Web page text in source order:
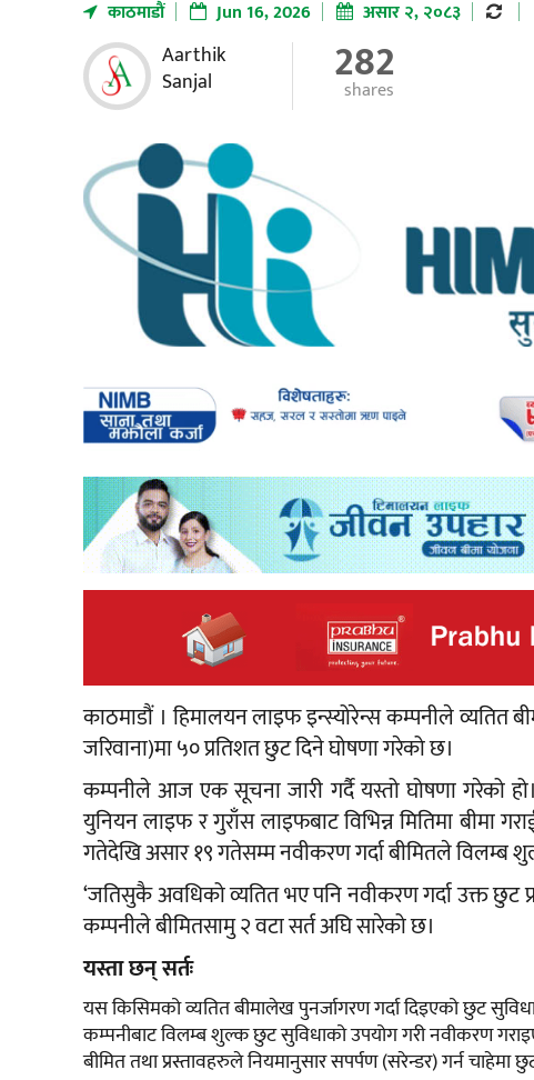
काठमाडाैं Jun 16, 2026 असार २, २०८३
Aarthik
Sanjal
282
shares
काठमाडौं । हिमालयन लाइफ इन्स्योरेन्स कम्पनीले व्यतित
जरिवाना)मा ५० प्रतिशत छुट दिने घोषणा गरेको छ।
कम्पनीले आज एक सूचना जारी गर्दै यस्तो घोषणा गरेको
युनियन लाइफ र गुराँस लाइफबाट विभिन्न मितिमा बीमा
गतेदेखि असार १९ गतेसम्म नवीकरण गर्दा बीमितले विलम्ब
‘जतिसुकै अवधिको व्यतित भए पनि नवीकरण गर्दा उक्त छुट
कम्पनीले बीमितसामु २ वटा सर्त अघि सारेको छ।
यस्ता छन् सर्तः
यस किसिमको व्यतित बीमालेख पुनर्जागरण गर्दा दिइएको छुट
कम्पनीबाट विलम्ब शुल्क छुट सुविधाको उपयोग गरी नवीकरण
बीमित तथा प्रस्तावहरुले नियमानुसार सपर्पण (सरेन्डर) गर्न चाहेमा